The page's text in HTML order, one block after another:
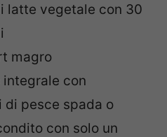
latte vegetale con 30
magro
integrale con
pesce spada o
con solo un